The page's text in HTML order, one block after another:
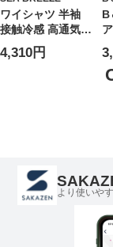
ワイシャツ 半袖
接触冷感 高通気
吸水速乾 形態安定
セミワイドカラー
4,310円
B
より使いや